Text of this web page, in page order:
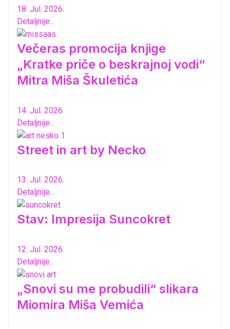
18. Jul. 2026.
Detaljnije...
Večeras promocija knjige
„Kratke priče o beskrajnoj vodi“
Mitra Miša Škuletića
14. Jul. 2026.
Detaljnije...
Street in art by Necko
13. Jul. 2026.
Detaljnije...
Stav: Impresija Suncokret
12. Jul. 2026.
Detaljnije...
„Snovi su me probudili“ slikara
Miomira Miša Vemića